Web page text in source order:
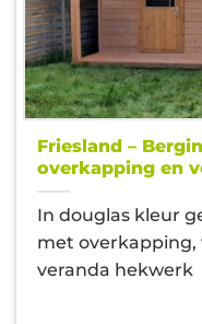
Friesland –
overkapping en
In douglas kleur
met overkapping,
veranda hekwerk